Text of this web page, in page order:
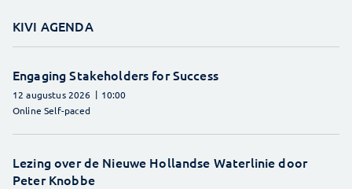
KIVI AGENDA
Engaging Stakeholders for Success
12 augustus 2026
10:00
Online Self-paced
Lezing over de Nieuwe Hollandse Waterlinie door
Peter Knobbe